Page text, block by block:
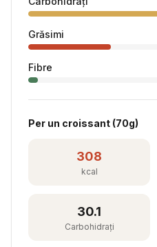
Grăsimi
Fibre
Per un croissant (70g)
308
kcal
30.1
Carbohidrați